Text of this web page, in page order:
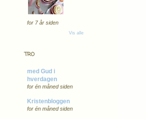
for 7 år siden
Vis alle
TRO
med Gud i
hverdagen
for én måned siden
Kristenbloggen
for én måned siden